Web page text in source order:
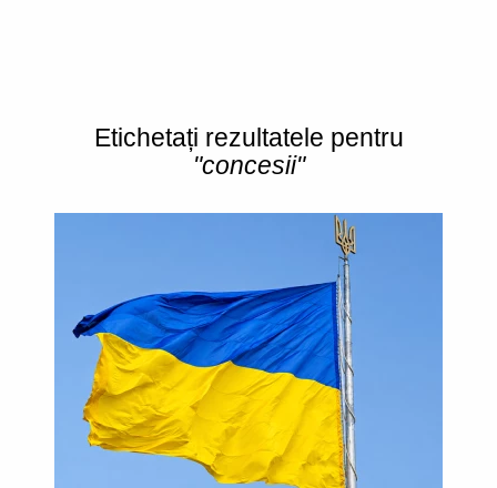
Etichetați rezultatele pentru
"concesii"